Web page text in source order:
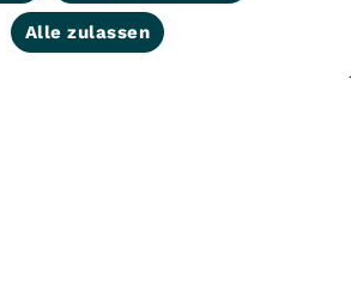
Alle zulassen